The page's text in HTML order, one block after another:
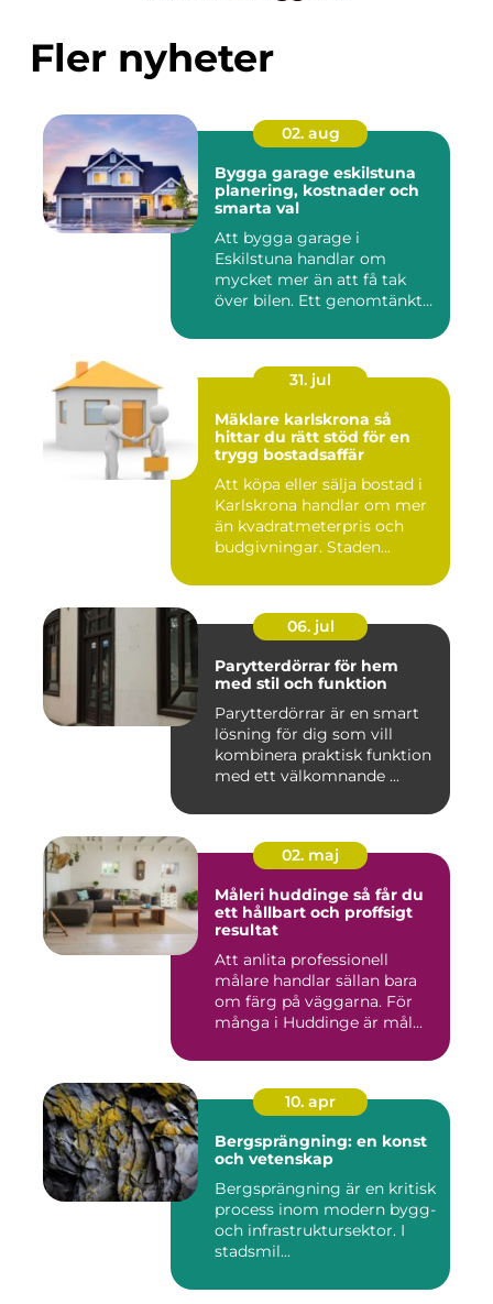
Fler nyheter
02. aug
Bygga garage eskilstuna
planering, kostnader och
smarta val
Att bygga garage i
Eskilstuna handlar om
mycket mer än att få tak
över bilen. Ett genomtänkt
31. jul
Mäklare karlskrona så
hittar du rätt stöd för en
trygg bostadsaffär
Att köpa eller sälja bostad i
Karlskrona handlar om mer
än kvadratmeterpris och
budgivningar. Staden...
06. jul
Parytterdörrar för hem
med stil och funktion
Parytterdörrar är en smart
lösning för dig som vill
kombinera praktisk funktion
med ett välkomnande ...
02. maj
Måleri huddinge så får du
ett hållbart och proffsigt
resultat
Att anlita professionell
målare handlar sällan bara
om färg på väggarna. För
många i Huddinge är mål...
10. apr
Bergsprängning: en konst
och vetenskap
Bergsprängning är en kritisk
process inom modern bygg-
och infrastruktursektor. I
stadsmil...